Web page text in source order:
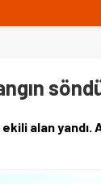
Ekimde
öldü
alan yandı.